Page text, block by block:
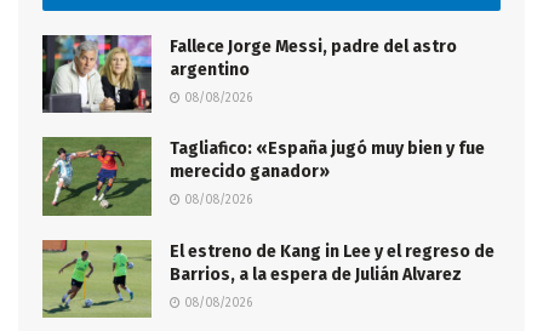
Fallece Jorge Messi, padre del astro
argentino
08/08/2026
Tagliafico: «España jugó muy bien y fue
merecido ganador»
08/08/2026
El estreno de Kang in Lee y el regreso de
Barrios, a la espera de Julián Alvarez
08/08/2026